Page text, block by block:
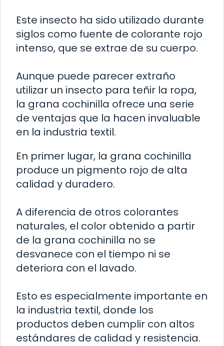
Este insecto ha sido utilizado durante
siglos como fuente de colorante rojo
intenso, que se extrae de su cuerpo.
Aunque puede parecer extraño
utilizar un insecto para teñir la ropa,
la grana cochinilla ofrece una serie
de ventajas que la hacen invaluable
en la industria textil.
En primer lugar, la grana cochinilla
produce un pigmento rojo de alta
calidad y duradero.
A diferencia de otros colorantes
naturales, el color obtenido a partir
de la grana cochinilla no se
desvanece con el tiempo ni se
deteriora con el lavado.
Esto es especialmente importante en
la industria textil, donde los
productos deben cumplir con altos
estándares de calidad y resistencia.